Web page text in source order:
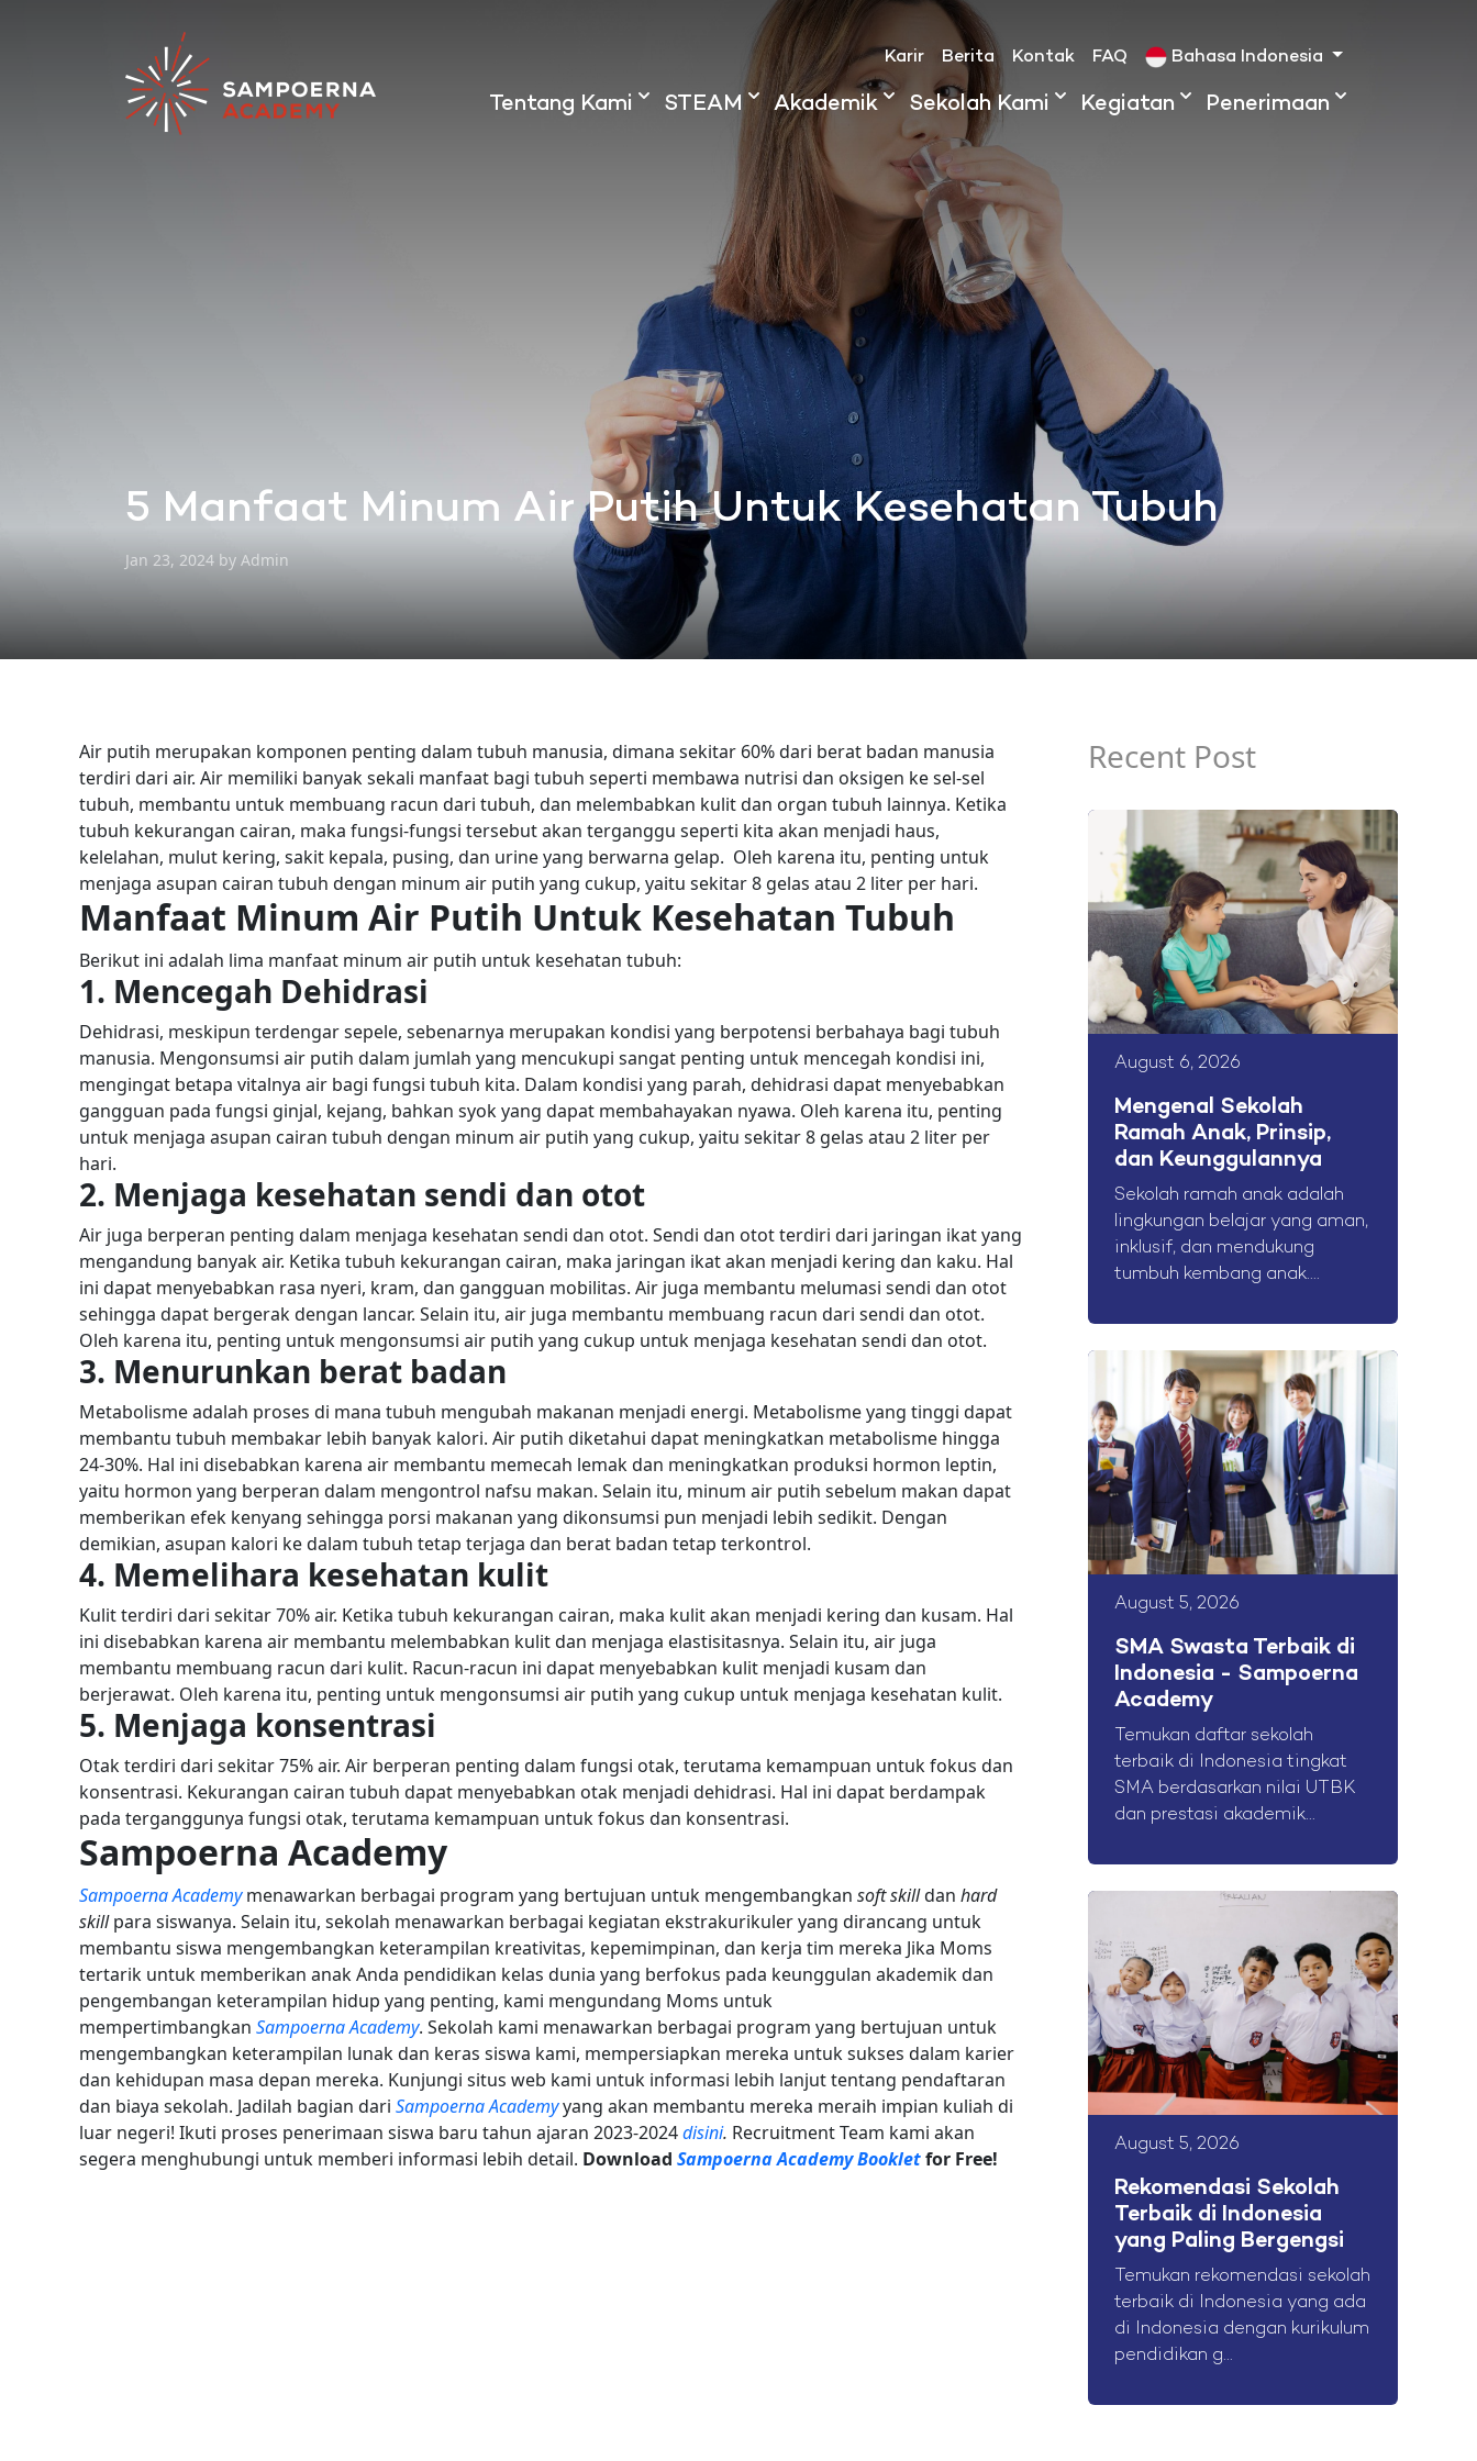
Karir Berita Kontak FAQ Bahasa Indonesia
Tentang Kami STEAM Akademik Sekolah Kami Kegiatan Penerimaan
5 Manfaat Minum Air Putih Untuk Kesehatan Tubuh
Jan 23, 2024 by Admin
Air putih merupakan komponen penting dalam tubuh manusia, dimana sekitar 60% dari berat badan manusia
terdiri dari air. Air memiliki banyak sekali manfaat bagi tubuh seperti membawa nutrisi dan oksigen ke sel-sel
tubuh, membantu untuk membuang racun dari tubuh, dan melembabkan kulit dan organ tubuh lainnya. Ketika
tubuh kekurangan cairan, maka fungsi-fungsi tersebut akan terganggu seperti kita akan menjadi haus,
kelelahan, mulut kering, sakit kepala, pusing, dan urine yang berwarna gelap. Oleh karena itu, penting untuk
menjaga asupan cairan tubuh dengan minum air putih yang cukup, yaitu sekitar 8 gelas atau 2 liter per hari.
Manfaat Minum Air Putih Untuk Kesehatan Tubuh
Berikut ini adalah lima manfaat minum air putih untuk kesehatan tubuh:
1. Mencegah Dehidrasi
Dehidrasi, meskipun terdengar sepele, sebenarnya merupakan kondisi yang berpotensi berbahaya bagi tubuh
manusia. Mengonsumsi air putih dalam jumlah yang mencukupi sangat penting untuk mencegah kondisi ini,
mengingat betapa vitalnya air bagi fungsi tubuh kita. Dalam kondisi yang parah, dehidrasi dapat menyebabkan
gangguan pada fungsi ginjal, kejang, bahkan syok yang dapat membahayakan nyawa. Oleh karena itu, penting
untuk menjaga asupan cairan tubuh dengan minum air putih yang cukup, yaitu sekitar 8 gelas atau 2 liter per
hari.
2. Menjaga kesehatan sendi dan otot
Air juga berperan penting dalam menjaga kesehatan sendi dan otot. Sendi dan otot terdiri dari jaringan ikat yang
mengandung banyak air. Ketika tubuh kekurangan cairan, maka jaringan ikat akan menjadi kering dan kaku. Hal
ini dapat menyebabkan rasa nyeri, kram, dan gangguan mobilitas. Air juga membantu melumasi sendi dan otot
sehingga dapat bergerak dengan lancar. Selain itu, air juga membantu membuang racun dari sendi dan otot.
Oleh karena itu, penting untuk mengonsumsi air putih yang cukup untuk menjaga kesehatan sendi dan otot.
3. Menurunkan berat badan
Metabolisme adalah proses di mana tubuh mengubah makanan menjadi energi. Metabolisme yang tinggi dapat
membantu tubuh membakar lebih banyak kalori. Air putih diketahui dapat meningkatkan metabolisme hingga
24-30%. Hal ini disebabkan karena air membantu memecah lemak dan meningkatkan produksi hormon leptin,
yaitu hormon yang berperan dalam mengontrol nafsu makan. Selain itu, minum air putih sebelum makan dapat
memberikan efek kenyang sehingga porsi makanan yang dikonsumsi pun menjadi lebih sedikit. Dengan
demikian, asupan kalori ke dalam tubuh tetap terjaga dan berat badan tetap terkontrol.
4. Memelihara kesehatan kulit
Kulit terdiri dari sekitar 70% air. Ketika tubuh kekurangan cairan, maka kulit akan menjadi kering dan kusam. Hal
ini disebabkan karena air membantu melembabkan kulit dan menjaga elastisitasnya. Selain itu, air juga
membantu membuang racun dari kulit. Racun-racun ini dapat menyebabkan kulit menjadi kusam dan
berjerawat. Oleh karena itu, penting untuk mengonsumsi air putih yang cukup untuk menjaga kesehatan kulit.
5. Menjaga konsentrasi
Otak terdiri dari sekitar 75% air. Air berperan penting dalam fungsi otak, terutama kemampuan untuk fokus dan
konsentrasi. Kekurangan cairan tubuh dapat menyebabkan otak menjadi dehidrasi. Hal ini dapat berdampak
pada terganggunya fungsi otak, terutama kemampuan untuk fokus dan konsentrasi.
Sampoerna Academy
Sampoerna Academymenawarkan berbagai program yang bertujuan untuk mengembangkan soft skilldan hard
skillpara siswanya. Selain itu, sekolah menawarkan berbagai kegiatan ekstrakurikuler yang dirancang untuk
membantu siswa mengembangkan keterampilan kreativitas, kepemimpinan, dan kerja tim mereka Jika Moms
tertarik untuk memberikan anak Anda pendidikan kelas dunia yang berfokus pada keunggulan akademik dan
pengembangan keterampilan hidup yang penting, kami mengundang Moms untuk
mempertimbangkan Sampoerna Academy. Sekolah kami menawarkan berbagai program yang bertujuan untuk
mengembangkan keterampilan lunak dan keras siswa kami, mempersiapkan mereka untuk sukses dalam karier
dan kehidupan masa depan mereka. Kunjungi situs web kami untuk informasi lebih lanjut tentang pendaftaran
dan biaya sekolah. Jadilah bagian dari Sampoerna Academyyang akan membantu mereka meraih impian kuliah di
luar negeri! Ikuti proses penerimaan siswa baru tahun ajaran 2023-2024disini. Recruitment Team kami akan
segera menghubungi untuk memberi informasi lebih detail. Download Sampoerna Academy Bookletfor Free!
Recent Post
August 6, 2026
Mengenal Sekolah
Ramah Anak, Prinsip,
dan Keunggulannya
Sekolah ramah anak adalah
lingkungan belajar yang aman,
inklusif, dan mendukung
tumbuh kembang anak....
August 5, 2026
SMA Swasta Terbaik di
Indonesia - Sampoerna
Academy
Temukan daftar sekolah
terbaik di Indonesia tingkat
SMA berdasarkan nilai UTBK
dan prestasi akademik...
August 5, 2026
Rekomendasi Sekolah
Terbaik di Indonesia
yang Paling Bergengsi
Temukan rekomendasi sekolah
terbaik di Indonesia yang ada
di Indonesia dengan kurikulum
pendidikan g...